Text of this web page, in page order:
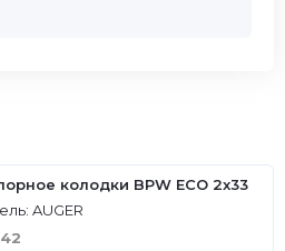
колодки BPW ECO 2x33
AUGER